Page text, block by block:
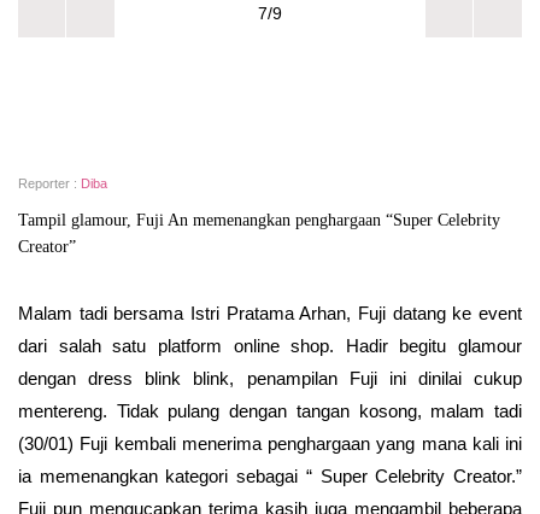
7/9
Reporter : Diba
Tampil glamour, Fuji An memenangkan penghargaan “Super Celebrity
Creator”
Malam tadi bersama Istri Pratama Arhan, Fuji datang ke event
dari salah satu platform online shop. Hadir begitu glamour
dengan dress blink blink, penampilan Fuji ini dinilai cukup
mentereng. Tidak pulang dengan tangan kosong, malam tadi
(30/01) Fuji kembali menerima penghargaan yang mana kali ini
ia memenangkan kategori sebagai “ Super Celebrity Creator.”
Fuji pun mengucapkan terima kasih juga mengambil beberapa